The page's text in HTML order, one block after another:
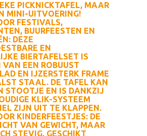
PICKNICKTAFEL, MAAR
MINI-UITVOERING!
FESTIVALS,
BUURFEESTEN EN
DEZE
EN
BIERTAFELSET IS
EEN ROBUUST
EN IJZERSTERK FRAME
STAAL. DE TAFEL KAN
STOOTJE EN IS DANKZIJ
KLIK-SYSTEEM
ZIJN UIT TE KLAPPEN.
KINDERFEESTJES: DE
VAN GEWICHT, MAAR
STEVIG. GESCHIKT